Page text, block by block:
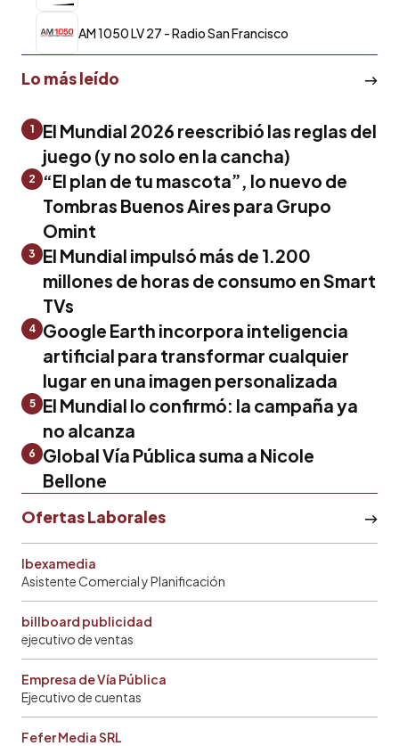
AM 1050 LV 27 - Radio San Francisco
Lo más leído
1
El Mundial 2026 reescribió las reglas del
juego (y no solo en la cancha)
2
“El plan de tu mascota”, lo nuevo de
Tombras Buenos Aires para Grupo
Omint
3
El Mundial impulsó más de 1.200
millones de horas de consumo en Smart
TVs
4 Google Earth incorpora inteligencia
artificial para transformar cualquier
lugar en una imagen personalizada
5
El Mundial lo confirmó: la campaña ya
no alcanza
6
Global Vía Pública suma a Nicole
Bellone
Ofertas Laborales
Ibexamedia
Asistente Comercial y Planificación
billboard publicidad
ejecutivo de ventas
Empresa de Vía Pública
Ejecutivo de cuentas
Fefer Media SRL